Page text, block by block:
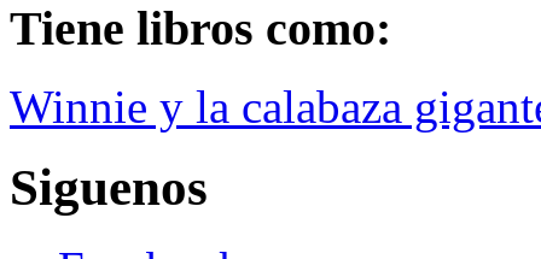
Tiene libros como:
Winnie y la calabaza
Siguenos